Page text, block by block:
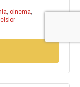
, cinema,